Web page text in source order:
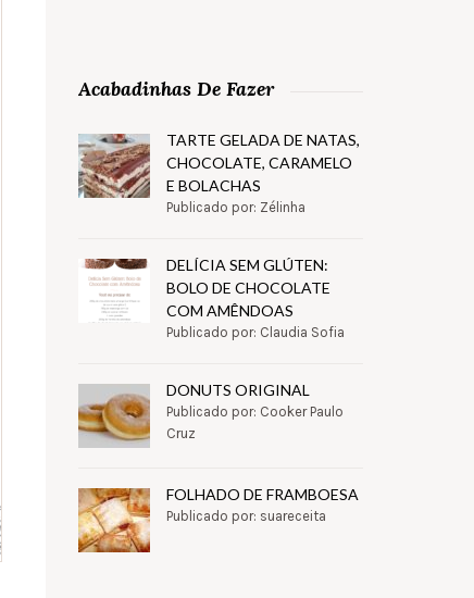
Acabadinhas De Fazer
TARTE GELADA DE NATAS,
CHOCOLATE, CARAMELO
E BOLACHAS
Publicado por: Zélinha
DELÍCIA SEM GLÚTEN:
BOLO DE CHOCOLATE
COM AMÊNDOAS
Publicado por: Claudia Sofia
DONUTS ORIGINAL
Publicado por: Cooker Paulo
Cruz
FOLHADO DE FRAMBOESA
Publicado por: suareceita